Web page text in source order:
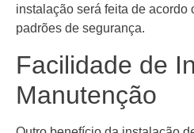
instalação será feita de acordo
padrões de segurança.
Facilidade de
Manutenção